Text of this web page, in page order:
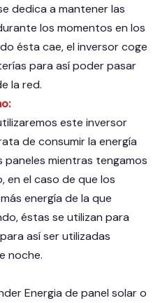
dedica a mantener las
los momentos en los
ésta cae, el inversor coge
para así poder pasar
la red.
este inversor
de consumir la energía
mientras tengamos
en el caso de que los
energía de la que
éstas se utilizan para
así ser utilizadas
noche.
Energia de panel solar o